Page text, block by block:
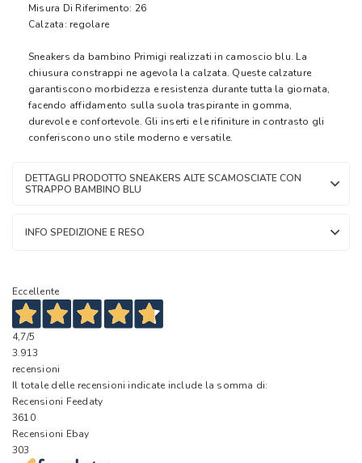
Misura Di Riferimento: 26
Calzata: regolare
Sneakers da bambino Primigi realizzati in camoscio blu. La
chiusura constrappi ne agevola la calzata. Queste calzature
garantiscono morbidezza e resistenza durante tutta la giornata,
facendo affidamento sulla suola traspirante in gomma,
durevole e confortevole. Gli inserti e le rifiniture in contrasto gli
conferiscono uno stile moderno e versatile.
DETTAGLI PRODOTTO SNEAKERS ALTE SCAMOSCIATE CON
STRAPPO BAMBINO BLU
INFO SPEDIZIONE E RESO
Eccellente
4,7/5
3.913
recensioni
Il totale delle recensioni indicate include la somma di:
Recensioni Feedaty
3610
Recensioni Ebay
303